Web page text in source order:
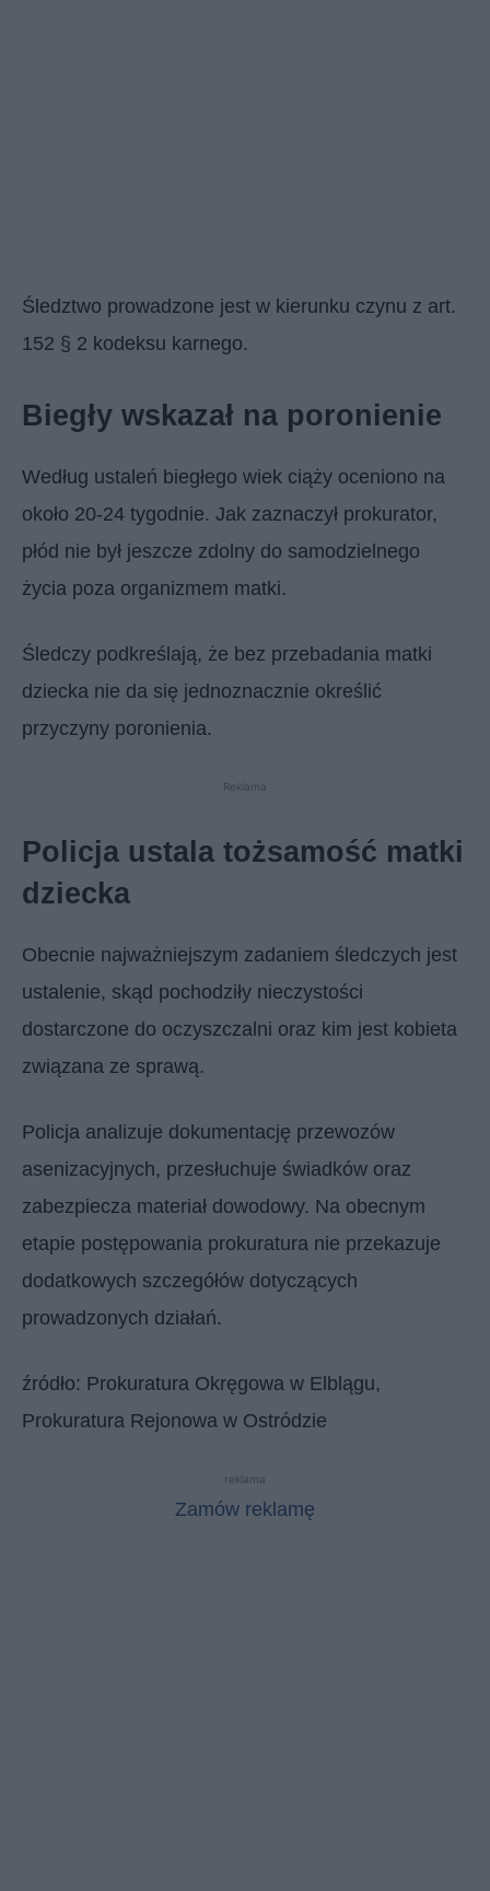
Śledztwo prowadzone jest w kierunku czynu z art.
152 § 2 kodeksu karnego.
Biegły wskazał na poronienie
Według ustaleń biegłego wiek ciąży oceniono na
około 20-24 tygodnie. Jak zaznaczył prokurator,
płód nie był jeszcze zdolny do samodzielnego
życia poza organizmem matki.
Śledczy podkreślają, że bez przebadania matki
dziecka nie da się jednoznacznie określić
przyczyny poronienia.
Reklama
Policja ustala tożsamość matki
dziecka
Obecnie najważniejszym zadaniem śledczych jest
ustalenie, skąd pochodziły nieczystości
dostarczone do oczyszczalni oraz kim jest kobieta
związana ze sprawą.
Policja analizuje dokumentację przewozów
asenizacyjnych, przesłuchuje świadków oraz
zabezpiecza materiał dowodowy. Na obecnym
etapie postępowania prokuratura nie przekazuje
dodatkowych szczegółów dotyczących
prowadzonych działań.
źródło: Prokuratura Okręgowa w Elblągu,
Prokuratura Rejonowa w Ostródzie
reklama
Zamów reklamę